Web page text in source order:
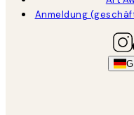
Anmeldung